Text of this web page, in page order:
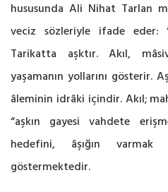
hususunda Ali Nihat Tarlan
veciz sözleriyle ifade eder:
Tarikatta aşktır. Akıl,
yaşamanın yollarını gösterir.
âleminin idrâki içindir. ‎Akıl;
“aşkın gayesi vahdete
hedefini, âşığın
göstermektedir. ‎